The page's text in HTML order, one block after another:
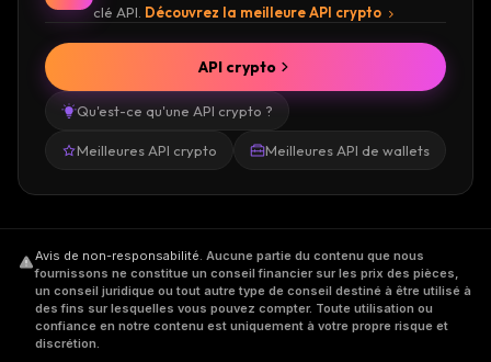
clé API. Découvrez la meilleure API crypto
Qu'est-ce qu'une API crypto ?
Meilleures API crypto Meilleures API de wallets
API crypto
Avis de non-responsabilité. Aucune partie du contenu que nous
fournissons ne constitue un conseil financier sur les prix des pièces,
un conseil juridique ou tout autre type de conseil destiné à être utilisé à
des fins sur lesquelles vous pouvez compter. Toute utilisation ou
confiance en notre contenu est uniquement à votre propre risque et
discrétion.